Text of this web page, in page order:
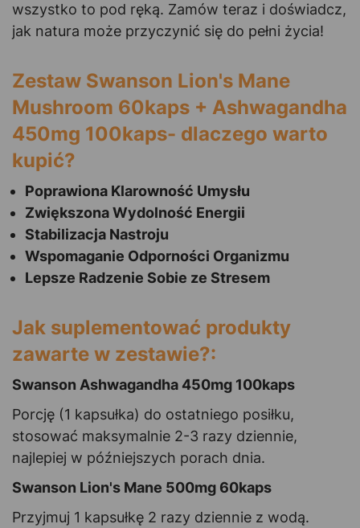
wszystko to pod ręką. Zamów teraz i doświadcz,
jak natura może przyczynić się do pełni życia!
Zestaw Swanson Lion's Mane
Mushroom 60kaps + Ashwagandha
450mg 100kaps- dlaczego warto
kupić?
Poprawiona Klarowność Umysłu
Zwiększona Wydolność Energii
Stabilizacja Nastroju
Wspomaganie Odporności Organizmu
Lepsze Radzenie Sobie ze Stresem
Jak suplementować produkty
zawarte w zestawie?:
Swanson Ashwagandha 450mg 100kaps
Porcję (1 kapsułka) do ostatniego posiłku,
stosować maksymalnie 2-3 razy dziennie,
najlepiej w późniejszych porach dnia.
Swanson Lion's Mane 500mg 60kaps
Przyjmuj 1 kapsułkę 2 razy dziennie z wodą.